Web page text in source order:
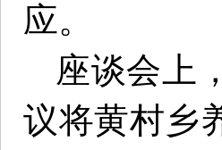
应。
座谈会上
议将黄村乡